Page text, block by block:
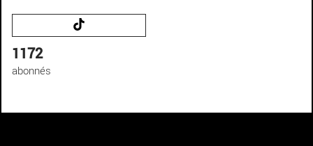
1172
abonnés